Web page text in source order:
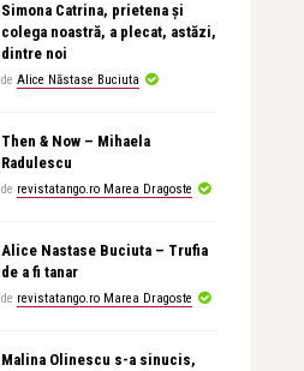
Simona Catrina, prietena și
colega noastră, a plecat, astăzi,
dintre noi
de Alice Năstase Buciuta
Then & Now – Mihaela
Radulescu
de revistatango.ro Marea Dragoste
Alice Nastase Buciuta – Trufia
de a fi tanar
de revistatango.ro Marea Dragoste
Malina Olinescu s-a sinucis,